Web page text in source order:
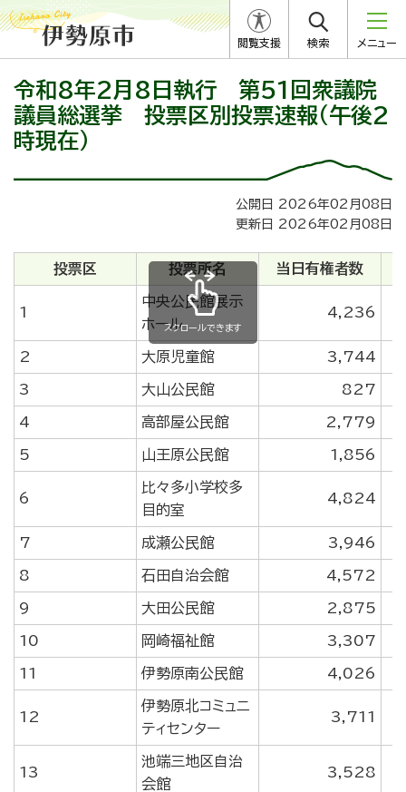
閲覧支援 検索 メニュー
令和8年2月8日執行 第51回衆議院
議員総選挙 投票区別投票速報（午後2
時現在）
公開日 2026年02月08日
更新日 2026年02月08日
投票区 投票所名 当日有権者数
1
中央公民館展示
ホール
4,236
2 大原児童館 3,744
3 大山公民館 827
4 高部屋公民館 2,779
5 山王原公民館 1,856
6
比々多小学校多
目的室
4,824
7 成瀬公民館 3,946
8 石田自治会館 4,572
9 大田公民館 2,875
10 岡崎福祉館 3,307
11 伊勢原南公民館 4,026
12
伊勢原北コミュニ
ティセンター
3,711
13
池端三地区自治
会館
3,528
スクロールできます